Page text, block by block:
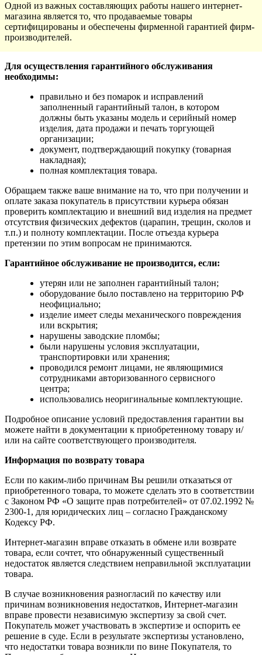
Одной из важных составляющих работы нашего интернет-
магазина является то, что продаваемые товары
сертифицированы и обеспечены фирменной гарантией фирм-
производителей.
Для осуществления гарантийного обслуживания
необходимы:
правильно и без помарок и исправлений
заполненный гарантийный талон, в котором
должны быть указаны модель и серийный номер
изделия, дата продажи и печать торгующей
организации;
документ, подтверждающий покупку (товарная
накладная);
полная комплектация товара.
Обращаем также ваше внимание на то, что при получении и
оплате заказа покупатель в присутствии курьера обязан
проверить комплектацию и внешний вид изделия на предмет
отсутствия физических дефектов (царапин, трещин, сколов и
т.п.) и полноту комплектации. После отъезда курьера
претензии по этим вопросам не принимаются.
Гарантийное обслуживание не производится, если:
утерян или не заполнен гарантийный талон;
оборудование было поставлено на территорию РФ
неофициально;
изделие имеет следы механического повреждения
или вскрытия;
нарушены заводские пломбы;
были нарушены условия эксплуатации,
транспортировки или хранения;
проводился ремонт лицами, не являющимися
сотрудниками авторизованного сервисного
центра;
использовались неоригинальные комплектующие.
Подробное описание условий предоставления гарантии вы
можете найти в документации к приобретенному товару и/
или на сайте соответствующего производителя.
Информация по возврату товара
Если по каким-либо причинам Вы решили отказаться от
приобретенного товара, то можете сделать это в соответствии
с Законом РФ «О защите прав потребителей» от 07.02.1992 №
2300-1, для юридических лиц – согласно Гражданскому
Кодексу РФ.
Интернет-магазин вправе отказать в обмене или возврате
товара, если сочтет, что обнаруженный существенный
недостаток является следствием неправильной эксплуатации
товара.
В случае возникновения разногласий по качеству или
причинам возникновения недостатков, Интернет-магазин
вправе провести независимую экспертизу за свой счет.
Покупатель может участвовать в экспертизе и оспорить ее
решение в суде. Если в результате экспертизы установлено,
что недостатки товара возникли по вине Покупателя, то